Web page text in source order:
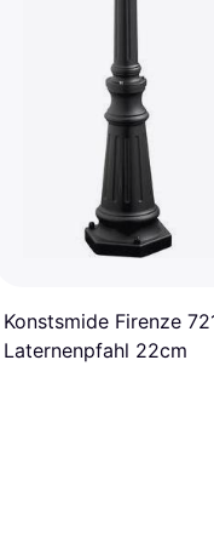
Konstsmide Firenze
Laternenpfahl 22cm